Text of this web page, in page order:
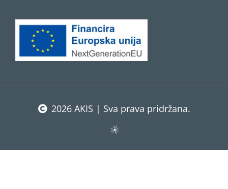
2026 AKIS | Sva prava pridržana.